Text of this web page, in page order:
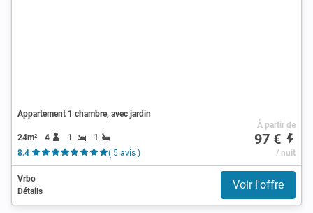
Appartement 1 chambre, avec jardin
24m² 4 1
1
8.4
( 5 avis )
À partir de
97 €
/ nuit
Vrbo
Détails
Voir l'offre